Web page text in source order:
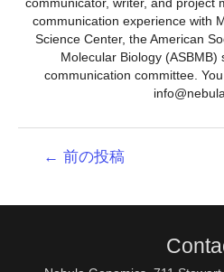
communicator, writer, and project
communication experience with
Science Center, the American
Molecular Biology (ASBMB)
communication committee.
ビ
← 前の投稿